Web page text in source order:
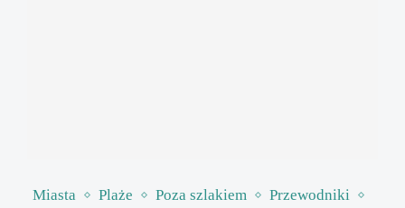
Miasta Plaże Poza szlakiem
Przewodniki